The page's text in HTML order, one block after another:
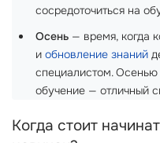
сосредоточиться на
Осень — время, когда
и обновление знаний
специалистом. Осенью
обучение — отличный
Когда стоит